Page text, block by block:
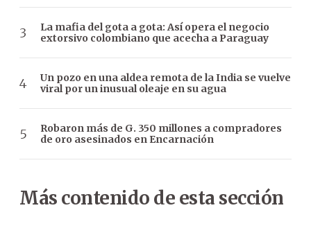
La mafia del gota a gota: Así opera el negocio
extorsivo colombiano que acecha a Paraguay
Un pozo en una aldea remota de la India se vuelve
viral por un inusual oleaje en su agua
Robaron más de G. 350 millones a compradores
de oro asesinados en Encarnación
Más contenido de esta sección